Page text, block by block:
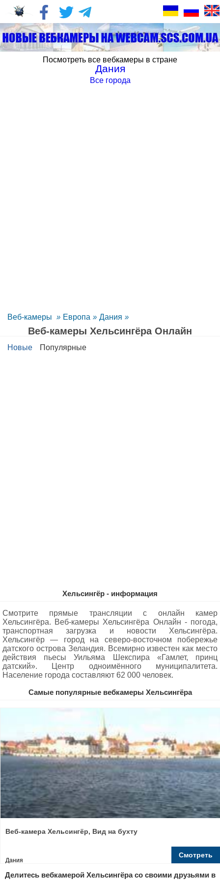
Посмотреть все вебкамеры в стране
Дания
Все города
Веб-камеры » Европа » Дания »
Веб-камеры Хельсингёра Oнлайн
Новые Популярные
Хельсингёр - информация
Смотрите прямые трансляции с онлайн камер
Хельсингёра. Веб-камеры Хельсингёра Oнлайн - погода,
транспортная загрузка и новости Хельсингёра.
Хельсингёр — город на северо-восточном побережье
датского острова Зеландия. Всемирно известен как место
действия пьесы Уильяма Шекспира «Гамлет, принц
датский». Центр одноимённого муниципалитета.
Население города составляют 62 000 человек.
Самые популярные вебкамеры Хельсингёра
Веб-камера Хельсингёр, Вид на бухту
Дания
Смотреть
Делитесь вебкамерой Хельсингёра со своими друзьями в